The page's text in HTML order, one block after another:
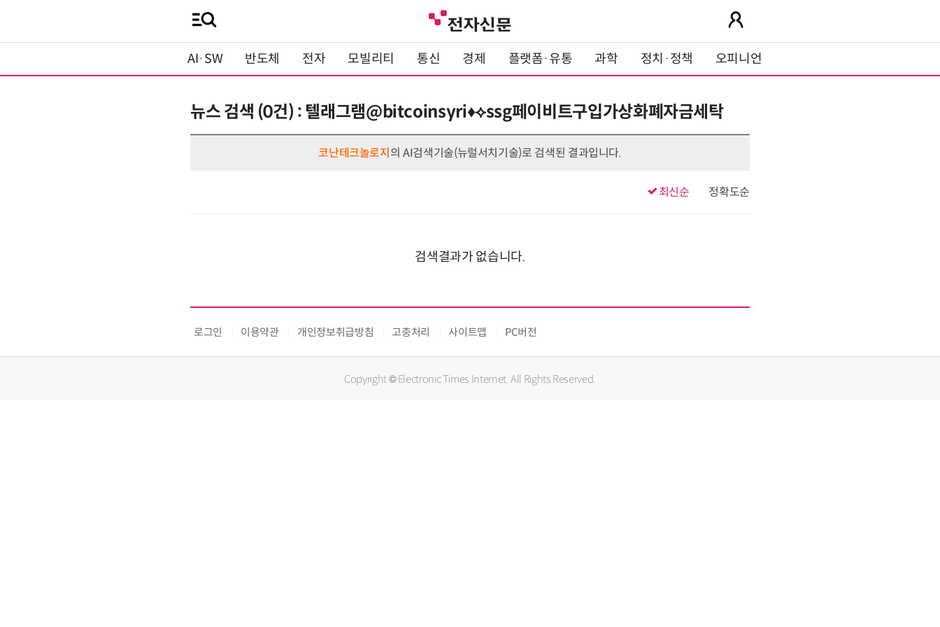
AI·SW 반도체 전자 모빌리티 통신 경제 플랫폼·유통 과학 정치·정책 오피니언
뉴스 검색 (0건) : 텔래그램@bitcoinsyri♦⟡ssg페이비트구입가상화폐자금세탁
코난테크놀로지 의 AI검색기술(뉴럴서치기술)로 검색된 결과입니다.
최신순 정확도순
검색결과가 없습니다.
로그인 이용약관 개인정보취급방침 고충처리 사이트맵 PC버전
Copyright © Electronic Times Internet. All Rights Reserved.